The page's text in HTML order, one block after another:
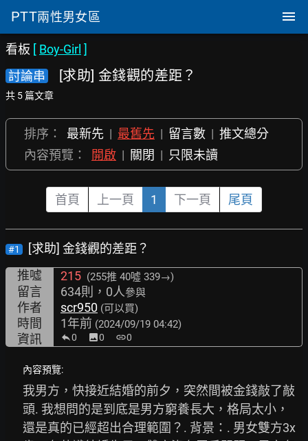
PTT兩性男女區
看板 [ Boy-Girl ]
討論串
[求助] 金錢觀的差距？
共 5 篇文章
排序： 最新先 | 最舊先 | 留言數 | 推文總分
內容預覽：
開啟 | 關閉 | 只限未讀
首頁 上一頁 1 下一頁 尾頁
#1
[求助] 金錢觀的差距？
推噓
215 (255推 40噓 339→)
留言 634則，0人參與
作者 scr950 (可以買)
時間 1年前 (2024/09/19 04:42)
資訊 0 image0 link0
內容預覽:
我男方，快接近結婚的前夕，突然間被金錢敲了敲
頭. 我想問的是到底是男方窮養長大，格局太小，
還是真的已經超出合理範圍？. 背景：. 男女雙方3x